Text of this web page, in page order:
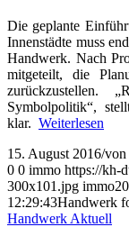
Die geplante
Innenstädte muss
Handwerk. Nach
mitgeteilt, die
zurückzustellen.
Symbolpolitik“,
klar. Weiterlesen
15. August 2016/von
0 0 immo https://kh-
300x101.jpg immo
12:29:43Handwerk
Handwerk Aktuell